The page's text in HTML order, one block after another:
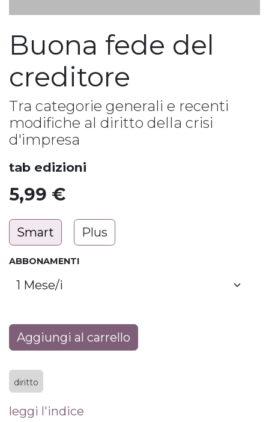
Buona fede del
creditore
Tra categorie generali e recenti
modifiche al diritto della crisi
d'impresa
tab edizioni
5,99 €
Smart Plus
ABBONAMENTI
Aggiungi al carrello
diritto
leggi l'indice